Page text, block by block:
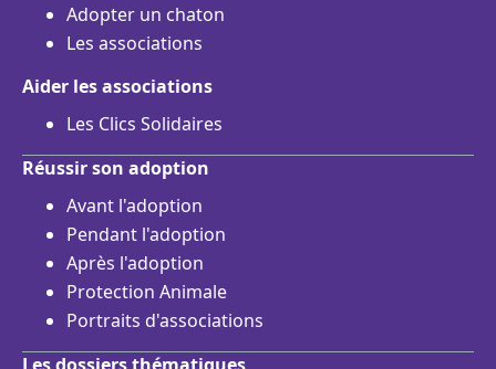
Adopter un chaton
Les associations
Aider les associations
Les Clics Solidaires
Réussir son adoption
Avant l'adoption
Pendant l'adoption
Après l'adoption
Protection Animale
Portraits d'associations